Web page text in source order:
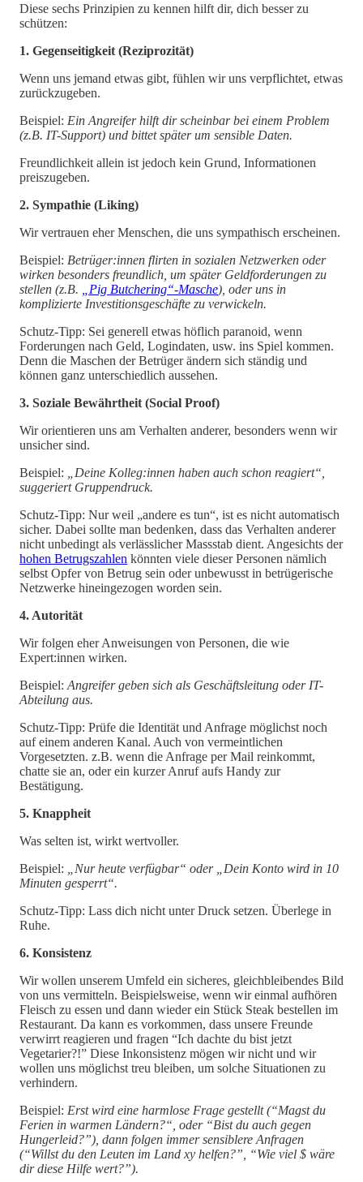
Diese sechs Prinzipien zu kennen hilft dir, dich besser zu
schützen:
1. Gegenseitigkeit (Reziprozität)
Wenn uns jemand etwas gibt, fühlen wir uns verpflichtet, etwas
zurückzugeben.
Beispiel: Ein Angreifer hilft dir scheinbar bei einem Problem
(z.B. IT-Support) und bittet später um sensible Daten.
Freundlichkeit allein ist jedoch kein Grund, Informationen
preiszugeben.
2. Sympathie (Liking)
Wir vertrauen eher Menschen, die uns sympathisch erscheinen.
Beispiel: Betrüger:innen flirten in sozialen Netzwerken oder
wirken besonders freundlich, um später Geldforderungen zu
stellen (z.B.
„Pig Butchering“-Masche), oder uns in
komplizierte Investitionsgeschäfte zu verwickeln.
Schutz-Tipp: Sei generell etwas höflich paranoid, wenn
Forderungen nach Geld, Logindaten, usw. ins Spiel kommen.
Denn die Maschen der Betrüger ändern sich ständig und
können ganz unterschiedlich aussehen.
3. Soziale Bewährtheit (Social Proof)
Wir orientieren uns am Verhalten anderer, besonders wenn wir
unsicher sind.
Beispiel:
„Deine Kolleg:innen haben auch schon reagiert“,
suggeriert Gruppendruck.
Schutz-Tipp: Nur weil „andere es tun“, ist es nicht automatisch
sicher. Dabei sollte man bedenken, dass das Verhalten anderer
nicht unbedingt als verlässlicher Massstab dient. Angesichts der
hohen Betrugszahlen könnten viele dieser Personen nämlich
selbst Opfer von Betrug sein oder unbewusst in betrügerische
Netzwerke hineingezogen worden sein.
4. Autorität
Wir folgen eher Anweisungen von Personen, die wie
Expert:innen wirken.
Beispiel: Angreifer geben sich als Geschäftsleitung oder IT-
Abteilung aus.
Schutz-Tipp: Prüfe die Identität und Anfrage möglichst noch
auf einem anderen Kanal. Auch von vermeintlichen
Vorgesetzten. z.B. wenn die Anfrage per Mail reinkommt,
chatte sie an, oder ein kurzer Anruf aufs Handy zur
Bestätigung.
5. Knappheit
Was selten ist, wirkt wertvoller.
Beispiel:
„Nur heute verfügbar“ oder „Dein Konto wird in 10
Minuten gesperrt“.
Schutz-Tipp: Lass dich nicht unter Druck setzen. Überlege in
Ruhe.
6. Konsistenz
Wir wollen unserem Umfeld ein sicheres, gleichbleibendes Bild
von uns vermitteln. Beispielsweise, wenn wir einmal aufhören
Fleisch zu essen und dann wieder ein Stück Steak bestellen im
Restaurant. Da kann es vorkommen, dass unsere Freunde
verwirrt reagieren und fragen “Ich dachte du bist jetzt
Vegetarier?!” Diese Inkonsistenz mögen wir nicht und wir
wollen uns möglichst treu bleiben, um solche Situationen zu
verhindern.
Beispiel: Erst wird eine harmlose Frage gestellt (“Magst du
Ferien in warmen Ländern?“, oder “Bist du auch gegen
Hungerleid?”), dann folgen immer sensiblere Anfragen
(“Willst du den Leuten im Land xy helfen?”, “Wie viel $ wäre
dir diese Hilfe wert?”).